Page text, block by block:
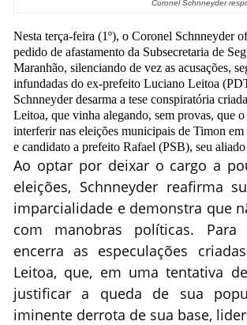
Coronel Schnneyder
Nesta terça-feira (1º), o Coronel Schnneyder
pedido de afastamento da Subsecretaria de
Maranhão, silenciando de vez as acusações,
infundadas do ex-prefeito Luciano Leitoa
Schnneyder desarma a tese conspiratória
Leitoa, que vinha alegando, sem provas, que
interferir nas eleições municipais de Timon
e candidato a prefeito Rafael (PSB), seu
Ao optar por deixar o cargo a
eleições, Schnneyder reafirma
imparcialidade e demonstra que
com manobras políticas.
encerra as especulações
Leitoa, que, em uma tentativa
justificar a queda de sua
iminente derrota de sua base,